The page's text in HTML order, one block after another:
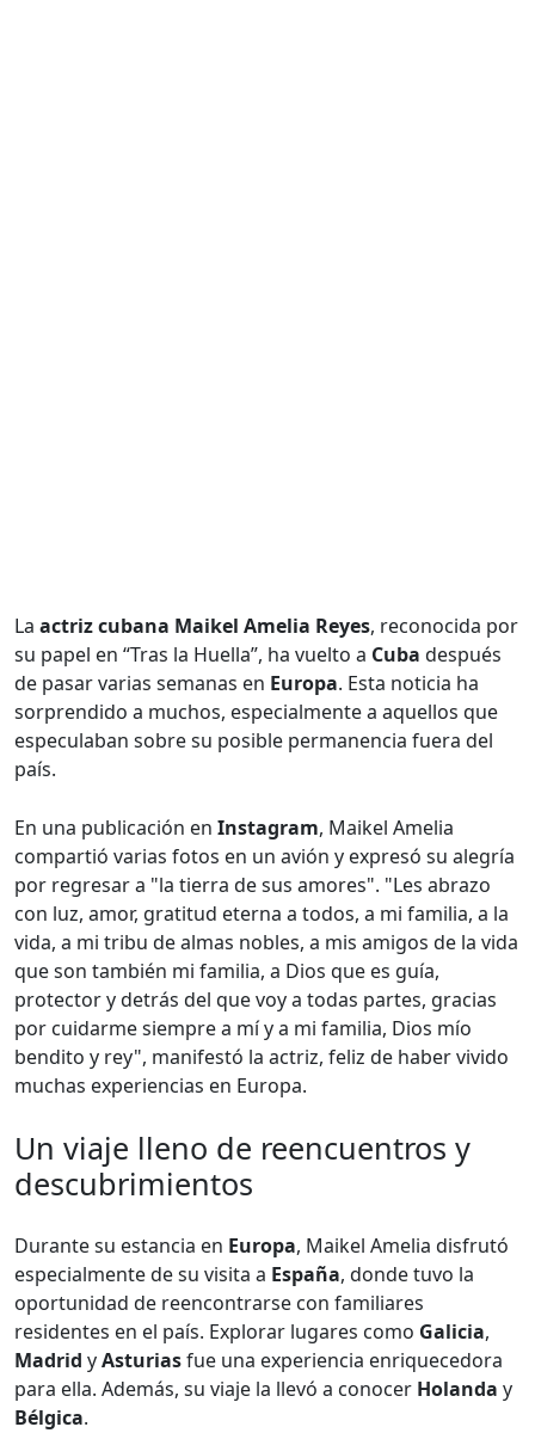
La actriz cubana Maikel Amelia Reyes, reconocida por
su papel en “Tras la Huella”, ha vuelto a Cuba después
de pasar varias semanas en Europa. Esta noticia ha
sorprendido a muchos, especialmente a aquellos que
especulaban sobre su posible permanencia fuera del
país.
En una publicación en Instagram, Maikel Amelia
compartió varias fotos en un avión y expresó su alegría
por regresar a "la tierra de sus amores". "Les abrazo
con luz, amor, gratitud eterna a todos, a mi familia, a la
vida, a mi tribu de almas nobles, a mis amigos de la vida
que son también mi familia, a Dios que es guía,
protector y detrás del que voy a todas partes, gracias
por cuidarme siempre a mí y a mi familia, Dios mío
bendito y rey", manifestó la actriz, feliz de haber vivido
muchas experiencias en Europa.
Un viaje lleno de reencuentros y
descubrimientos
Durante su estancia en Europa, Maikel Amelia disfrutó
especialmente de su visita a España, donde tuvo la
oportunidad de reencontrarse con familiares
residentes en el país. Explorar lugares como Galicia,
Madrid yAsturiasfue una experiencia enriquecedora
para ella. Además, su viaje la llevó a conocer Holanda y
Bélgica.